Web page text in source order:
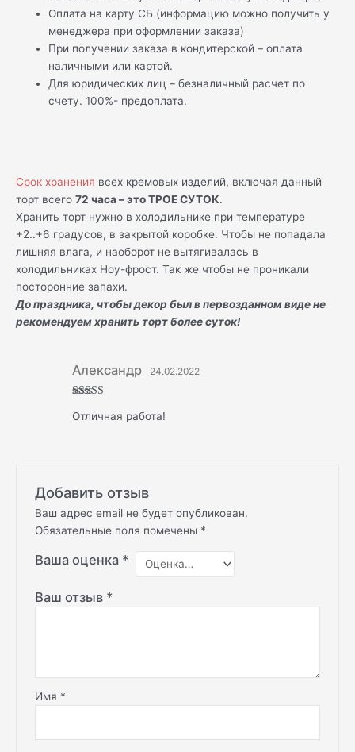
Оплата на карту СБ (информацию можно получить у
менеджера при оформлении заказа)
При получении заказа в кондитерской – оплата
наличными или картой.
Для юридических лиц – безналичный расчет по
счету. 100%- предоплата.
Срок хранения всех кремовых изделий, включая данный
торт всего 72 часа – это ТРОЕ СУТОК.
Хранить торт нужно в холодильнике при температуре
+2..+6 градусов, в закрытой коробке. Чтобы не попадала
лишняя влага, и наоборот не вытягивалась в
холодильниках Ноу-фрост. Так же чтобы не проникали
посторонние запахи.
До праздника, чтобы декор был в первозданном виде не
рекомендуем хранить торт более суток!
из 5
Александр 24.02.2022
Отличная работа!
Добавить отзыв
Ваш адрес email не будет опубликован.
Обязательные поля помечены *
Ваша оценка *
Ваш отзыв *
Имя *